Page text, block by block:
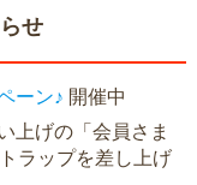
せ
ーン♪ 開催中
上げの「会員さま
ラップを差し上げ